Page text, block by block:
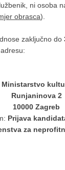
ni osoba
obrasca).
zaključno do
adresu:
Ministarstvo
Runjaninova 2
10000 Zagreb
Prijava
za